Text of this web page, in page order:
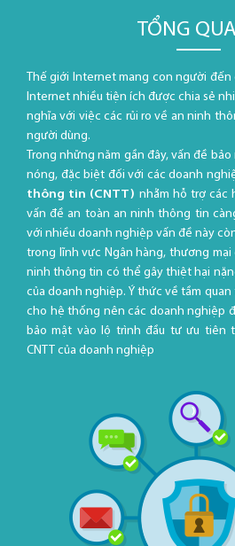
TỔNG
Thế giới Internet mang con người đến
Internet nhiều tiện ích được chia sẻ
nghĩa với việc các rủi ro về an ninh
người dùng.
Trong những năm gần đây, vấn đề
nóng, đặc biệt đối với các doanh
thông tin (CNTT) nhằm hỗ trợ các
vấn đề an toàn an ninh thông tin
với nhiều doanh nghiệp vấn đề này
trong lĩnh vực Ngân hàng, thương
ninh thông tin có thể gây thiệt hại
của doanh nghiệp. Ý thức về tầm
cho hệ thống nên các doanh nghiệp
bảo mật vào lộ trình đầu tư ưu tiên
CNTT của doanh nghiệp